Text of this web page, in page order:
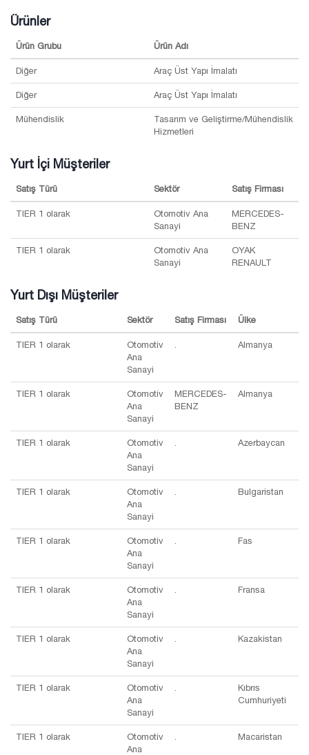
Ürünler
Ürün Grubu Ürün Adı
Diğer Araç Üst Yapı İmalatı
Diğer Araç Üst Yapı İmalatı
Mühendislik
Tasarım ve Geliştirme/Mühendislik
Hizmetleri
Yurt İçi Müşteriler
Satış Türü Sektör Satış Firması
TIER 1 olarak
Otomotiv Ana
Sanayi
MERCEDES-
BENZ
TIER 1 olarak
Otomotiv Ana
Sanayi
OYAK
RENAULT
Yurt Dışı Müşteriler
Satış Türü Sektör Satış Firması Ülke
TIER 1 olarak
Otomotiv
Ana
Sanayi
. Almanya
TIER 1 olarak
Otomotiv
Ana
Sanayi
MERCEDES-
BENZ
Almanya
TIER 1 olarak
Otomotiv
Ana
Sanayi
. Azerbaycan
TIER 1 olarak
Otomotiv
Ana
Sanayi
. Bulgaristan
TIER 1 olarak
Otomotiv
Ana
Sanayi
. Fas
TIER 1 olarak
Otomotiv
Ana
Sanayi
. Fransa
TIER 1 olarak
Otomotiv
Ana
Sanayi
. Kazakistan
TIER 1 olarak
Otomotiv
Ana
Sanayi
.
Kıbrıs
Cumhuriyeti
TIER 1 olarak
Otomotiv
Ana
. Macaristan